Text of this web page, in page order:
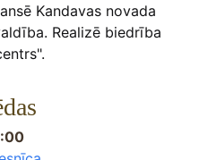
Kandavas novada
Realizē biedrība